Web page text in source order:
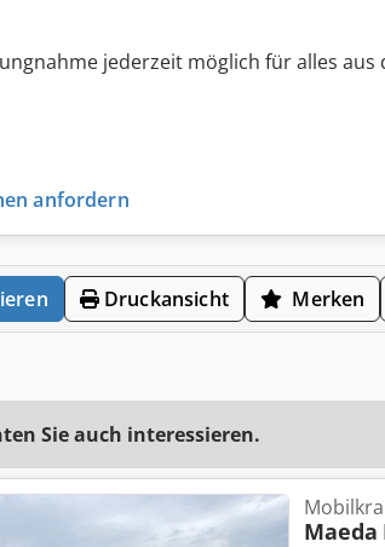
jederzeit möglich für alles aus
anfordern
Druckansicht Merken
Sie auch interessieren.
Maeda